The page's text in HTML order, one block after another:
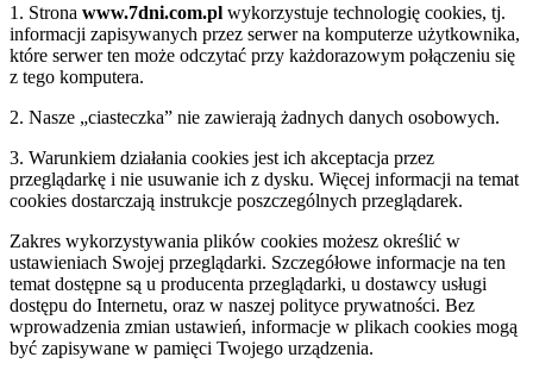
1. Strona www.7dni.com.pl wykorzystuje technologię cookies, tj.
informacji zapisywanych przez serwer na komputerze użytkownika,
które serwer ten może odczytać przy każdorazowym połączeniu się
z tego komputera.
2. Nasze „ciasteczka” nie zawierają żadnych danych osobowych.
3. Warunkiem działania cookies jest ich akceptacja przez
przeglądarkę i nie usuwanie ich z dysku. Więcej informacji na temat
cookies dostarczają instrukcje poszczególnych przeglądarek.
Zakres wykorzystywania plików cookies możesz określić w
ustawieniach Swojej przeglądarki. Szczegółowe informacje na ten
temat dostępne są u producenta przeglądarki, u dostawcy usługi
dostępu do Internetu, oraz w naszej polityce prywatności. Bez
wprowadzenia zmian ustawień, informacje w plikach cookies mogą
być zapisywane w pamięci Twojego urządzenia.